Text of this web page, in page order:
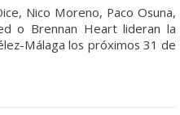
Nico Moreno, Paco Osuna,
o Brennan Heart lideran la
Málaga los próximos 31 de